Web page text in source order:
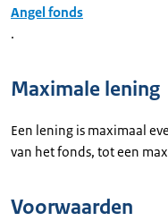
Angel fonds
.
Maximale lening
Een lening is maximaal
van het fonds, tot een
Voorwaarden